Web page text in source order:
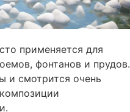
применяется для
фонтанов и прудов.
и смотрится очень